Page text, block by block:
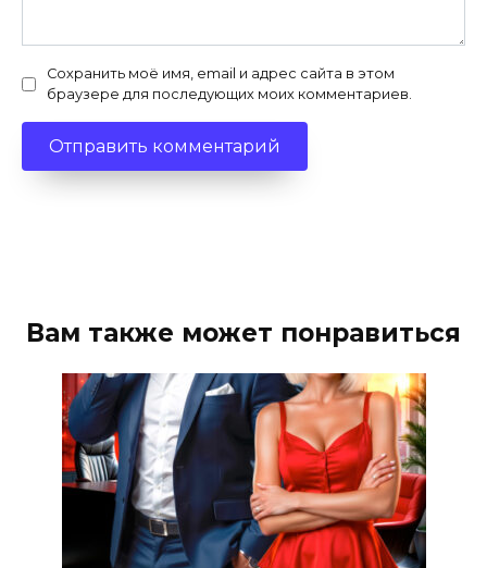
Сохранить моё имя, email и адрес сайта в этом
браузере для последующих моих комментариев.
Вам также может понравиться